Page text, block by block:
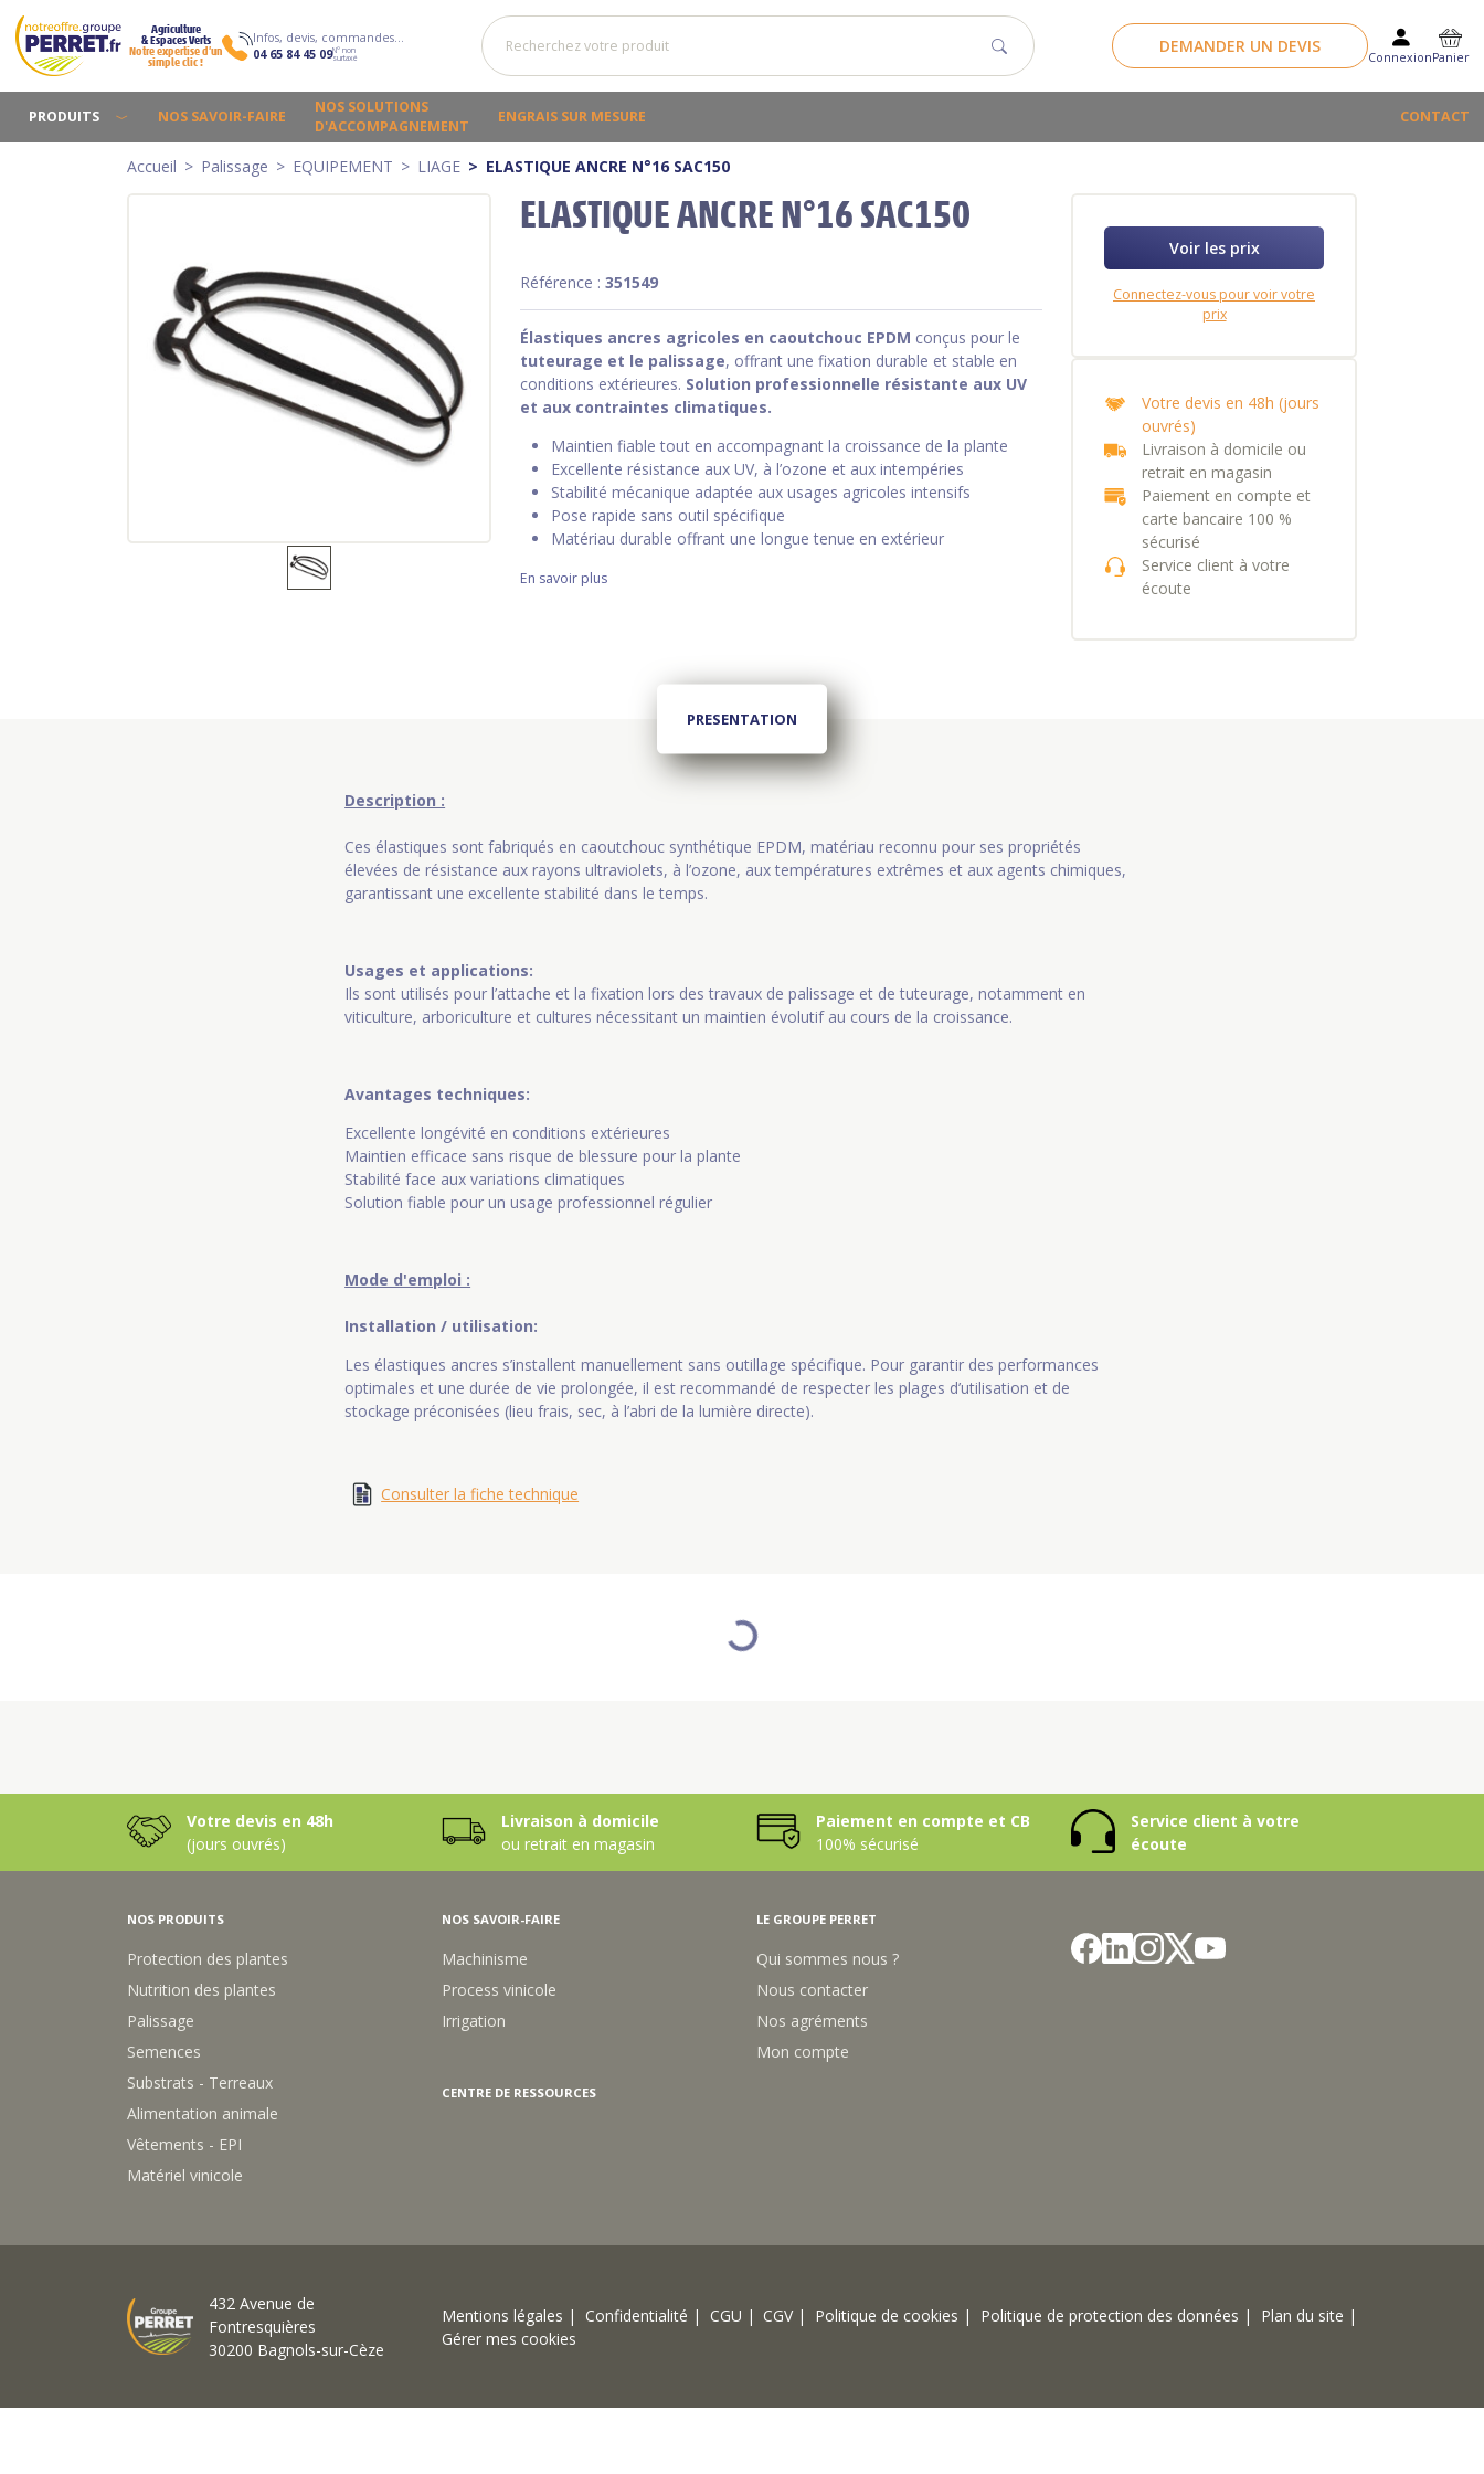
Agriculture
& Espaces Verts
Notre expertise d’un
simple clic !
Infos, devis, commandes…
04 65 84 45 09N° non
surtaxé
DEMANDER UN DEVIS
ConnexionPanier
PRODUITS NOS SAVOIR-FAIRE
NOS SOLUTIONS
D'ACCOMPAGNEMENT
ENGRAIS SUR MESURE CONTACT
Accueil Palissage EQUIPEMENT LIAGE ELASTIQUE ANCRE N°16 SAC150
ELASTIQUE ANCRE N°16 SAC150
Référence :351549
Élastiques ancres agricoles en caoutchouc EPDM conçus pour le
tuteurage et le palissage, offrant une fixation durable et stable en
conditions extérieures. Solution professionnelle résistante aux UV
et aux contraintes climatiques.
Maintien fiable tout en accompagnant la croissance de la plante
Excellente résistance aux UV, à l’ozone et aux intempéries
Stabilité mécanique adaptée aux usages agricoles intensifs
Pose rapide sans outil spécifique
Matériau durable offrant une longue tenue en extérieur
En savoir plus
Voir les prix
Connectez-vous pour voir votre
prix
Votre devis en 48h (jours
ouvrés)
Livraison à domicile ou
retrait en magasin
Paiement en compte et
carte bancaire 100 %
sécurisé
Service client à votre
écoute
PRESENTATION
Description :
Ces élastiques sont fabriqués en caoutchouc synthétique EPDM, matériau reconnu pour ses propriétés
élevées de résistance aux rayons ultraviolets, à l’ozone, aux températures extrêmes et aux agents chimiques,
garantissant une excellente stabilité dans le temps.
Usages et applications:
Ils sont utilisés pour l’attache et la fixation lors des travaux de palissage et de tuteurage, notamment en
viticulture, arboriculture et cultures nécessitant un maintien évolutif au cours de la croissance.
Avantages techniques:
Excellente longévité en conditions extérieures
Maintien efficace sans risque de blessure pour la plante
Stabilité face aux variations climatiques
Solution fiable pour un usage professionnel régulier
Mode d'emploi :
Installation / utilisation:
Les élastiques ancres s’installent manuellement sans outillage spécifique. Pour garantir des performances
optimales et une durée de vie prolongée, il est recommandé de respecter les plages d’utilisation et de
stockage préconisées (lieu frais, sec, à l’abri de la lumière directe).
Consulter la fiche technique
Protection des plantes
Nutrition des plantes
Palissage
Semences
Substrats - Terreaux
Alimentation animale
Vêtements - EPI
Matériel vinicole
Machinisme
Process vinicole
Irrigation
Qui sommes nous ?
Nous contacter
Nos agréments
Mon compte
30200 Bagnols-sur-Cèze